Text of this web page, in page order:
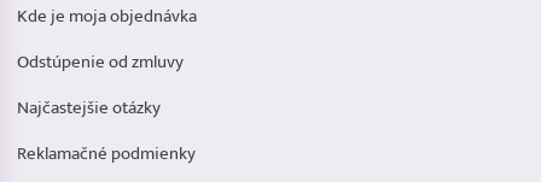
Kde je moja objednávka
Odstúpenie od zmluvy
Najčastejšie otázky
Reklamačné podmienky